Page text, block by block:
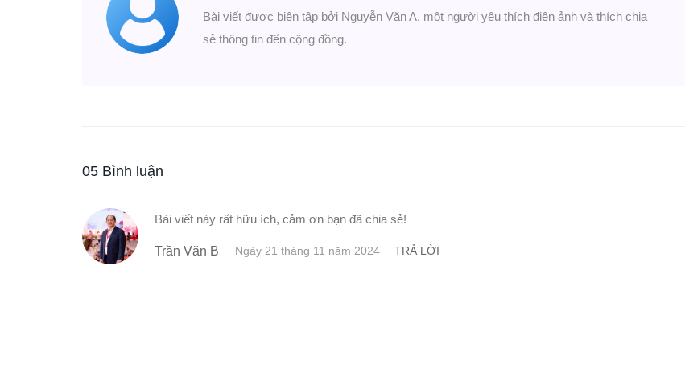
Bài viết được biên tập bởi Nguyễn Văn A, một người yêu thích điện ảnh và thích chia
sẻ thông tin đến cộng đồng.
05 Bình luận
Bài viết này rất hữu ích, cảm ơn bạn đã chia sẻ!
Trần Văn B Ngày 21 tháng 11 năm 2024 TRẢ LỜI